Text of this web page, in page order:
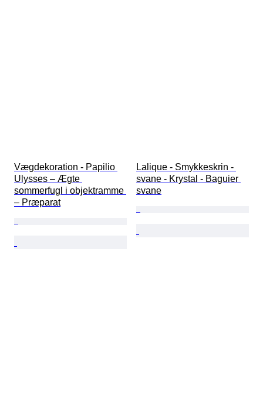
Vægdekoration - Papilio
Ulysses – Ægte
sommerfugl i objektramme
– Præparat
Lalique - Smykkeskrin -
svane - Krystal - Baguier
svane